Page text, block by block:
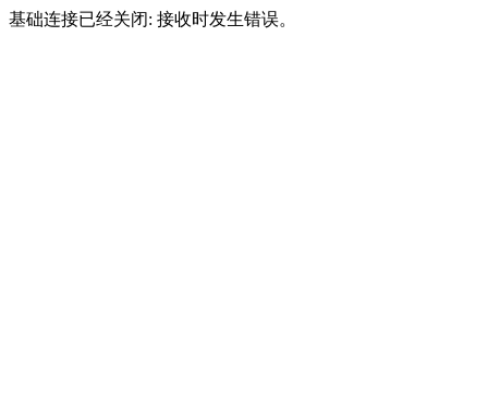
基础连接已经关闭: 接收时发生错误。